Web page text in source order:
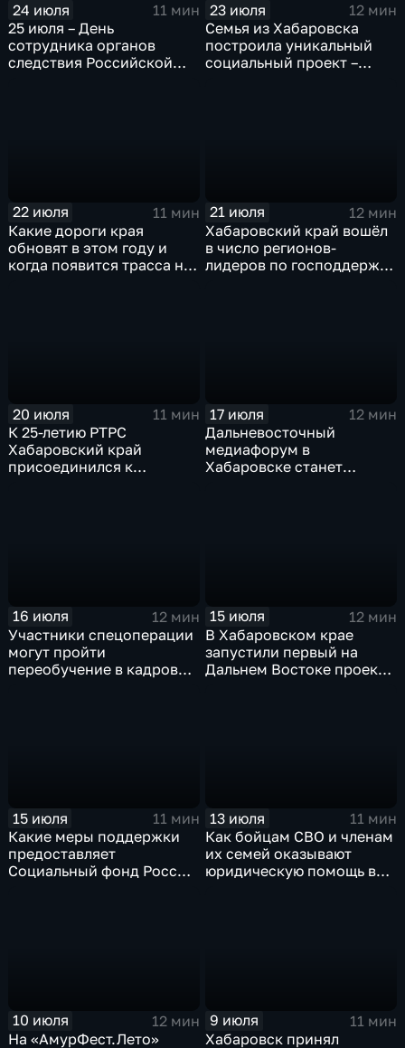
24 июля
11 мин
25 июля – День
сотрудника органов
следствия Российской
23 июля
12 мин
Семья из Хабаровска
построила уникальный
социальный проект –
22 июля
11 мин
Какие дороги края
обновят в этом году и
когда появится трасса на
21 июля
12 мин
Хабаровский край вошёл
в число регионов-
лидеров по господдержке
20 июля
11 мин
К 25-летию РТРС
Хабаровский край
присоединился к
17 июля
12 мин
Дальневосточный
медиафорум в
Хабаровске станет
16 июля
12 мин
Участники спецоперации
могут пройти
переобучение в кадровом
15 июля
12 мин
В Хабаровском крае
запустили первый на
Дальнем Востоке проект
15 июля
11 мин
Какие меры поддержки
предоставляет
Социальный фонд России
13 июля
11 мин
Как бойцам СВО и членам
их семей оказывают
юридическую помощь в
10 июля
12 мин
На «АмурФест.Лето»
9 июля
11 мин
Хабаровск принял